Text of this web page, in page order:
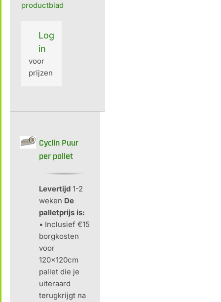
productblad
Log
in
voor
prijzen
Cyclin Puur
per pallet
Levertijd1-2
weken De
palletprijs is:
• Inclusief €15
borgkosten
voor
120x120cm
pallet die je
uiteraard
terugkrijgt na